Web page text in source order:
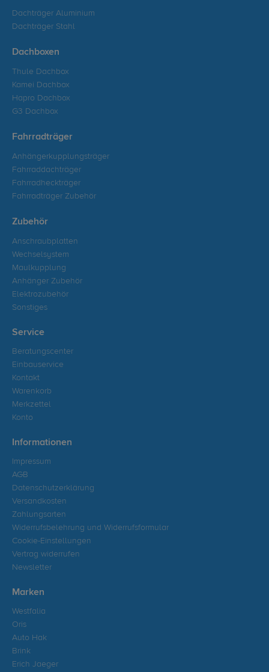
Dachträger Aluminium
Dachträger Stahl
Dachboxen
Thule Dachbox
Kamei Dachbox
Hapro Dachbox
G3 Dachbox
Fahrradträger
Anhängerkupplungsträger
Fahrraddachträger
Fahrradheckträger
Fahrradträger Zubehör
Zubehör
Anschraubplatten
Wechselsystem
Maulkupplung
Anhänger Zubehör
Elektrozubehör
Sonstiges
Service
Beratungscenter
Einbauservice
Kontakt
Warenkorb
Merkzettel
Konto
Informationen
Impressum
AGB
Datenschutzerklärung
Versandkosten
Zahlungsarten
Widerrufsbelehrung und Widerrufsformular
Cookie-Einstellungen
Vertrag widerrufen
Newsletter
Marken
Westfalia
Oris
Auto Hak
Brink
Erich Jaeger